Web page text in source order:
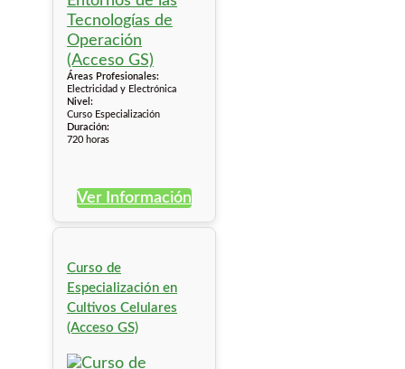
Áreas Profesionales:
Electricidad y Electrónica
Nivel:
Curso Especialización
Duración:
720 horas
Ver Información
Curso de
Especialización en
Cultivos Celulares
(Acceso GS)